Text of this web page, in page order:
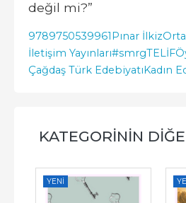
değil mi?”
9789750539961Pınar İlkiz
İletişim Yayınları#smrgTELİF
Çağdaş Türk EdebiyatıKadın
KATEGORININ
YENI